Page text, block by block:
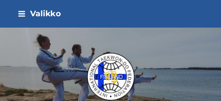
Siirry
sisältöön
Valikko
ITF Taekwon-do Liitto ry